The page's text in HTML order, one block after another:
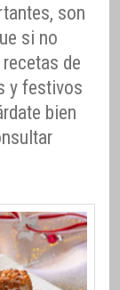
son
si no
de
y festivos
bien